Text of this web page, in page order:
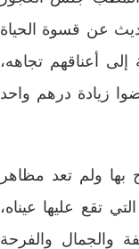
عن قسوة الحياة
أعناقهم تجاهه،
زيادة درهم واحد
ولم تعد مظاهر
تقع عليها عيناه،
والجمال والفرحة